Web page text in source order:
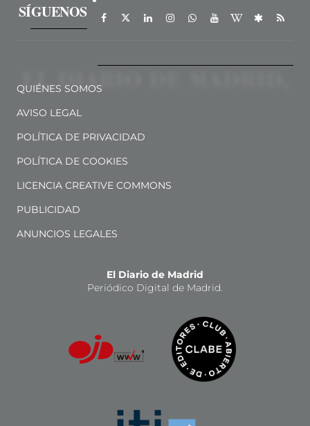
SÍGUENOS
QUIÉNES SOMOS
AVISO LEGAL
POLÍTICA DE PRIVACIDAD
POLÍTICA DE COOKIES
LICENCIA CREATIVE COMMONS
PUBLICIDAD
ANUNCIOS LEGALES
El Diario de Madrid
Periódico Digital de Madrid.